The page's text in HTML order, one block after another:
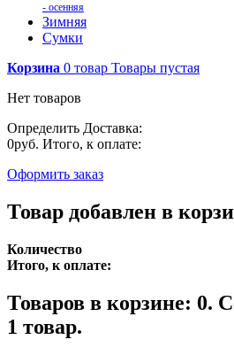
- осенняя
Зимняя
Сумки
Корзина 0 товар Товары пустая
Нет товаров
Определить Доставка:
0руб. Итого, к оплате:
Оформить заказ
Товар добавлен в
Количество
Итого, к оплате:
Товаров в корзине: 0.
1 товар.